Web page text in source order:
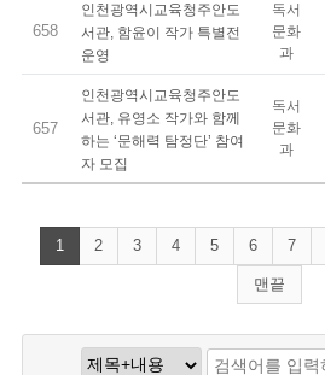
658
인천광역시교육청주안도
서관, 함윤이 작가 특별전
운영
독서
문화
과
657
인천광역시교육청주안도
서관, 유영소 작가와 함께
하는 ‘문해력 탐정단’ 참여
자 모집
독서
문화
과
1 2 3 4 5 6 7
맨끝